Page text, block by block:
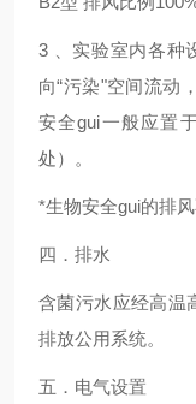
3
、实验室内各
向“污染"空间流动
安全gui一般应置
处）。
*生物安全gui的排
四．排水
含菌污水应经高温
排放公用系统。
五．电气设置